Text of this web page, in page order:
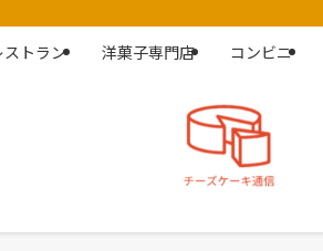
トラン 洋菓子専門店 コンビニ